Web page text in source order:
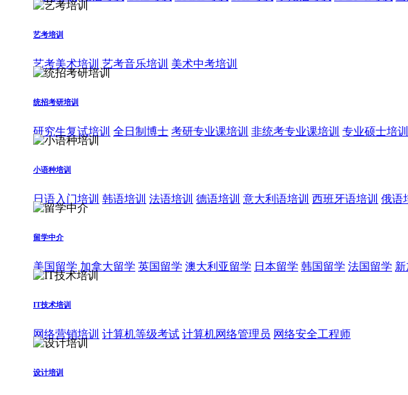
艺考培训
艺考美术培训 艺考音乐培训 美术中考培训
统招考研培训
研究生复试培训 全日制博士 考研专业课培训 非统考专业课培训 专业硕士培训
小语种培训
日语入门培训 韩语培训 法语培训 德语培训 意大利语培训 西班牙语培训 俄语
留学中介
美国留学 加拿大留学 英国留学 澳大利亚留学 日本留学 韩国留学 法国留学
IT技术培训
网络营销培训 计算机等级考试 计算机网络管理员 网络安全工程师
设计培训